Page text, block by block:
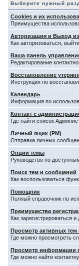
Выберите нужный
Cookies и их
Преимущества
Авторизация и Выход
Как авторизоваться,
Ваша панель
Редактирование
Восстановление
Инструкция по
Календарь
Информация по
Контакт с
Где найти список
Личный ящик (PM)
Отправка личных
Опции темы
Руководство по
Поиск тем и сообщений
Как воспользоваться
Помощник
Полный справочник по
Преимущества
Как зарегистрироваться
Просмотр активных
Где можно просмотреть
Просмотр информации
Где можно найти